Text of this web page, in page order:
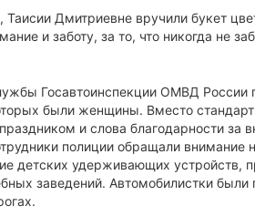
Таисии Дмитриевне вручили букет
и заботу, за то, что никогда не
Госавтоинспекции ОМВД России
были женщины. Вместо
и слова благодарности за
полиции обращали внимание
детских удерживающих устройств,
заведений. Автомобилистки